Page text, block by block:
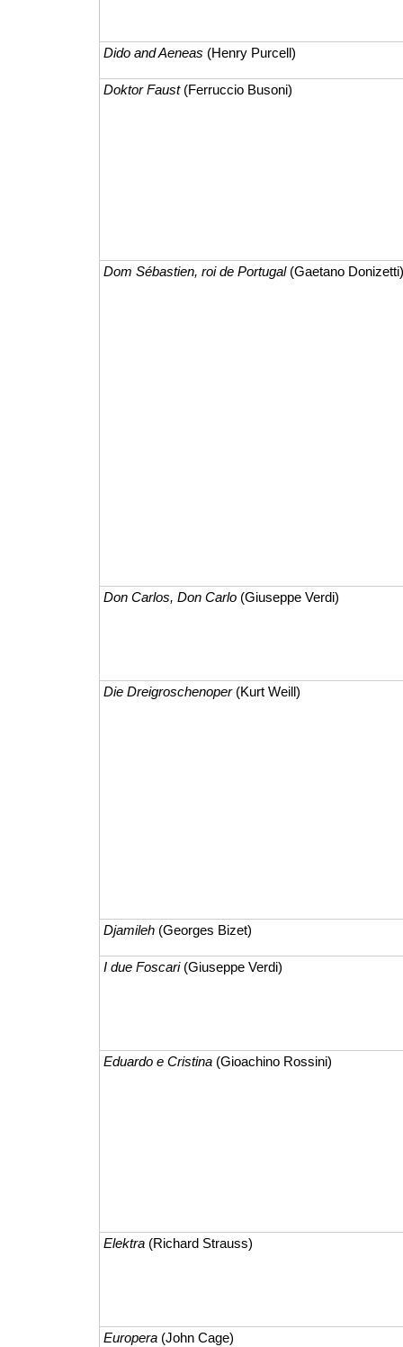
Dido and Aeneas (Henry Purcell)
Doktor Faust(Ferruccio Busoni)
Dom Sébastien, roi de Portugal(Gaetano
Don Carlos, Don Carlo (Giuseppe Verdi)
Die Dreigroschenoper(Kurt Weill)
Djamileh (Georges Bizet)
I due Foscari(Giuseppe Verdi)
Eduardo e Cristina (Gioachino Rossini)
Elektra (Richard Strauss)
Europera (John Cage)